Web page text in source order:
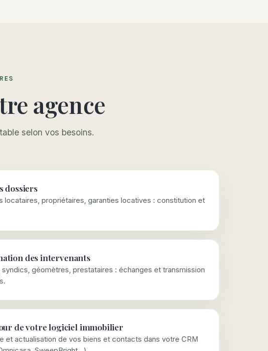
agence
selon vos besoins.
dossiers
locataires, propriétaires, garanties locatives : constitution et
des intervenants
syndics, géomètres, prestataires : échanges et transmission
de votre logiciel immobilier
et actualisation de vos biens et contacts dans votre CRM